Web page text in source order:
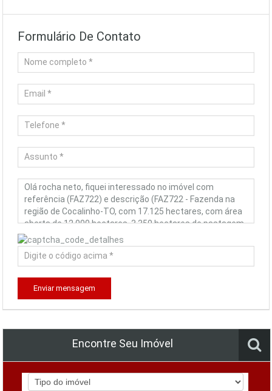
Formulário De Contato
Enviar mensagem
Encontre Seu Imóvel